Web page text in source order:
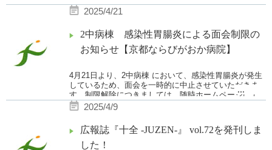
2025/4/21
2中病棟 感染性胃腸炎による面会制限の
お知らせ【京都ならびがおか病院】
4月21 日より、2中病棟 において、感染性胃腸炎が発生
しているため、面会を一時的に中止させていただきま
す。 制限解除につきましては、随時ホームページにて
お知らせいたします。
...
2025/4/9
広報誌『十全 -JUZEN-』 vol.72を発刊しま
した！